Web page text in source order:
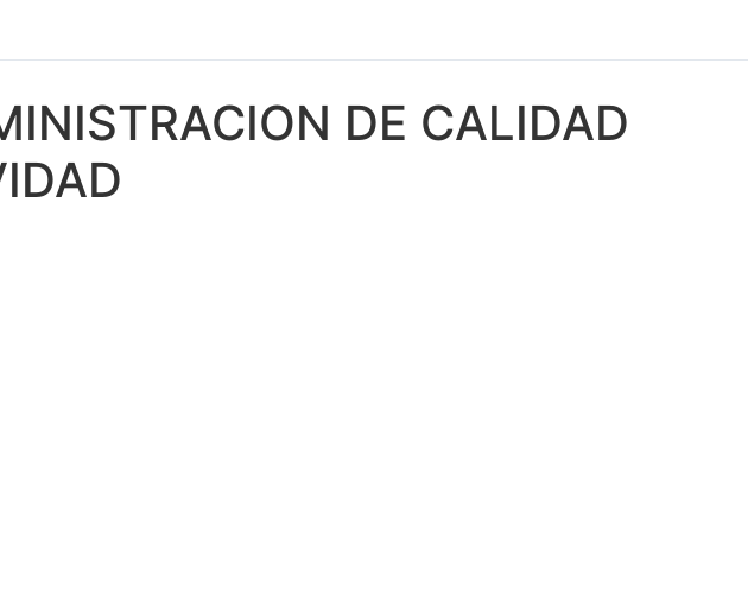
DE CALIDAD